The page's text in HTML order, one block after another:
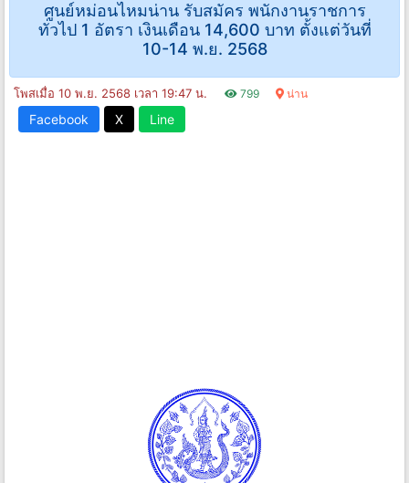
ศูนย์หม่อนไหมน่าน รับสมัคร พนักงานราชการ
ทั่วไป 1 อัตรา เงินเดือน 14,600 บาท ตั้งแต่วันที่
10-14 พ.ย. 2568
โพสเมื่อ 10 พ.ย. 2568 เวลา 19:47 น. 799 น่าน
Facebook X Line